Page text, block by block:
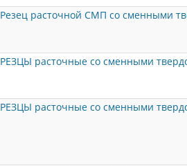
Резец расточной СМП со сменными
РЕЗЦЫ расточные со сменными
РЕЗЦЫ расточные со сменными